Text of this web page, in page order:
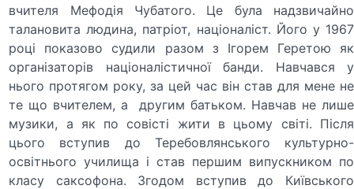
вчителя Мефодія Чубатого. Це була надзвичайно
талановита людина, патріот, націоналіст. Його у 1967
році показово судили разом з Ігорем Геретою як
організаторів націоналістичної банди. Навчався у
нього протягом року, за цей час він став для мене не
те що вчителем, а другим батьком. Навчав не лише
музики, а як по совісті жити в цьому світі. Після
цього вступив до Теребовлянського культурно-
освітнього училища і став першим випускником по
класу саксофона. Згодом вступив до Київського